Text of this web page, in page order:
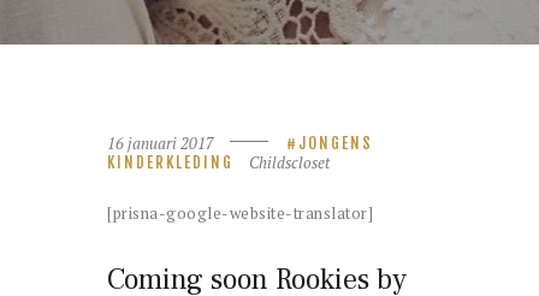
16 januari 2017
JONGENS
KINDERKLEDING
Childscloset
[prisna-google-website-translator]
Coming soon Rookies by